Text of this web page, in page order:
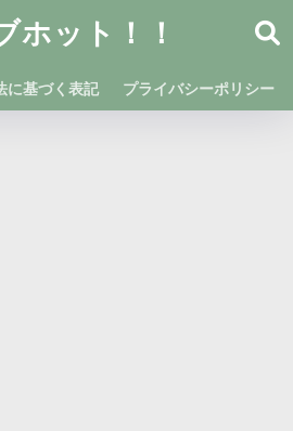
ホット！！
に基づく表記 プライバシーポリシー